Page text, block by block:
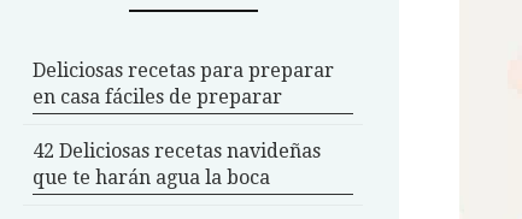
Deliciosas recetas para preparar
en casa fáciles de preparar
42 Deliciosas recetas navideñas
que te harán agua la boca